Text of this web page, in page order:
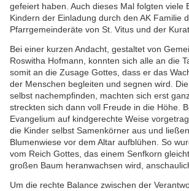
gefeiert haben. Auch dieses Mal folgten viele
Kindern der Einladung durch den AK Familie
Pfarrgemeinderäte von St. Vitus und der
Bei einer kurzen Andacht, gestaltet von
Roswitha Hofmann, konnten sich alle an die
somit an die Zusage Gottes, dass er das
der Menschen begleiten und segnen wird.
selbst nachempfinden, machten sich erst
streckten sich dann voll Freude in die Höhe.
Evangelium auf kindgerechte Weise
die Kinder selbst Samenkörner aus und
Blumenwiese vor dem Altar aufblühen. So
vom Reich Gottes, das einem Senfkorn
großen Baum heranwachsen wird,
Um die rechte Balance zwischen der